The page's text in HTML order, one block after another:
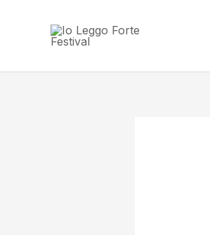
contenuto